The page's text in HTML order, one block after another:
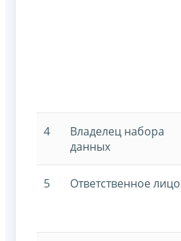
4
Владелец набора
данных
5 Ответственное лицо